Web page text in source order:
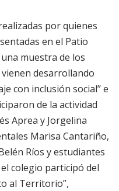
por quienes
en el Patio
muestra de los
desarrollando
con inclusión social” e
de la actividad
Aprea y Jorgelina
Marisa Cantariño,
Ríos y estudiantes
colegio participó del
al Territorio”,